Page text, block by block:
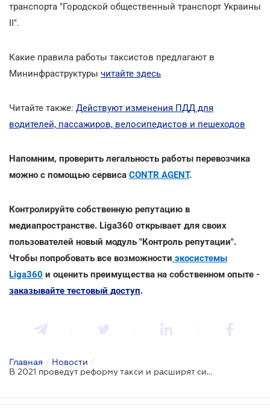
транспорта "Городской общественный транспорт Украины
ІІ".
Какие правила работы таксистов предлагают в
Мининфраструктуры читайте здесь
Читайте также: Действуют изменения ПДД для
водителей, пассажиров, велосипедистов и пешеходов
Напомним, проверить легальность работы перевозчика
можно с помощью сервиса CONTR AGENT.
Контролируйте собственную репутацию в
медиапространстве. Liga360 открывает для своих
пользователей новый модуль "Контроль репутации".
Чтобы попробовать все возможности экосистемы
Liga360 и оценить преимущества на собственном опыте -
заказывайте тестовый доступ.
Главная / Новости /
В 2021 проведут реформу такси и расширят систему автофиксации нарушений ПДД